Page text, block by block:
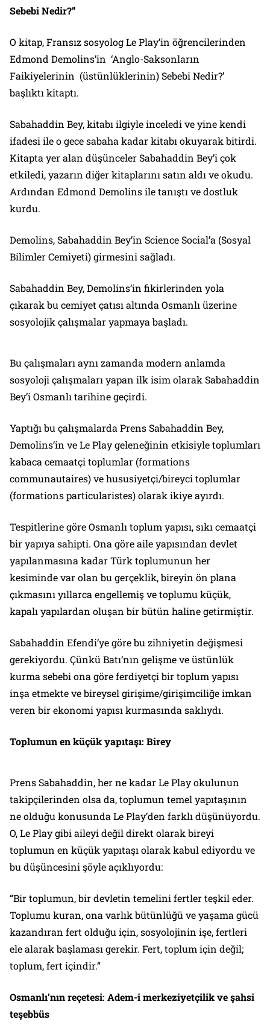
Sebebi Nedir?”
O kitap, Fransız sosyolog Le Play’in öğrencilerinden
Edmond Demolins’in ‘Anglo-Saksonların
Faikiyelerinin (üstünlüklerinin) Sebebi Nedir?’
başlıktı kitaptı.
Sabahaddin Bey, kitabı ilgiyle inceledi ve yine kendi
ifadesi ile o gece sabaha kadar kitabı okuyarak bitirdi.
Kitapta yer alan düşünceler Sabahaddin Bey’i çok
etkiledi, yazarın diğer kitaplarını satın aldı ve okudu.
Ardından Edmond Demolins ile tanıştı ve dostluk
kurdu.
Demolins, Sabahaddin Bey’in Science Social’a (Sosyal
Bilimler Cemiyeti) girmesini sağladı.
Sabahaddin Bey, Demolins’in fikirlerinden yola
çıkarak bu cemiyet çatısı altında Osmanlı üzerine
sosyolojik çalışmalar yapmaya başladı.
Bu çalışmaları aynı zamanda modern anlamda
sosyoloji çalışmaları yapan ilk isim olarak Sabahaddin
Bey’i Osmanlı tarihine geçirdi.
Yaptığı bu çalışmalarda Prens Sabahaddin Bey,
Demolins’in ve Le Play geleneğinin etkisiyle toplumları
kabaca cemaatçi toplumlar (formations
communautaires) ve hususiyetçi/bireyci toplumlar
(formations particularistes) olarak ikiye ayırdı.
Tespitlerine göre Osmanlı toplum yapısı, sıkı cemaatçi
bir yapıya sahipti. Ona göre aile yapısından devlet
yapılanmasına kadar Türk toplumunun her
kesiminde var olan bu gerçeklik, bireyin ön plana
çıkmasını yıllarca engellemiş ve toplumu küçük,
kapalı yapılardan oluşan bir bütün haline getirmiştir.
Sabahaddin Efendi’ye göre bu zihniyetin değişmesi
gerekiyordu. Çünkü Batı’nın gelişme ve üstünlük
kurma sebebi ona göre ferdiyetçi bir toplum yapısı
inşa etmekte ve bireysel girişime/girişimciliğe imkan
veren bir ekonomi yapısı kurmasında saklıydı.
Toplumun en küçük yapıtaşı: Birey
Prens Sabahaddin, her ne kadar Le Play okulunun
takipçilerinden olsa da, toplumun temel yapıtaşının
ne olduğu konusunda Le Play’den farklı düşünüyordu.
O, Le Play gibi aileyi değil direkt olarak bireyi
toplumun en küçük yapıtaşı olarak kabul ediyordu ve
bu düşüncesini şöyle açıklıyordu:
“Bir toplumun, bir devletin temelini fertler teşkil eder.
Toplumu kuran, ona varlık bütünlüğü ve yaşama gücü
kazandıran fert olduğu için, sosyolojinin işe, fertleri
ele alarak başlaması gerekir. Fert, toplum için değil;
toplum, fert içindir.”
Osmanlı’nın reçetesi: Adem-i merkeziyetçilik ve şahsi
teşebbüs